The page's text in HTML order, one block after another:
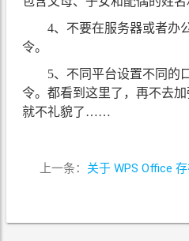
4、不要在服务器或者办
令。
5、不同平台设置不同的
令。都看到这里了，再不去
就不礼貌了……
上一条： 关于 WPS Office